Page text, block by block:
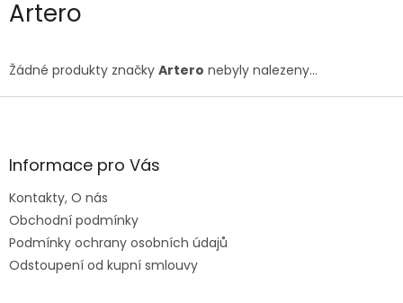
Artero
Žádné produkty značky Artero nebyly nalezeny...
Z
aInformace pro Vás
Kontakty, O nás
Obchodní podmínky
Podmínky ochrany osobních údajů
Odstoupení od kupní smlouvy